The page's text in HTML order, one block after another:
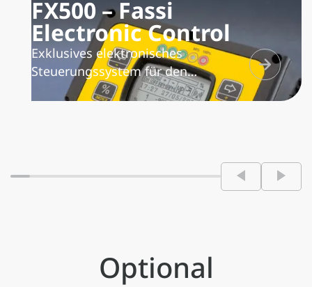
FX500 – Fassi
Electronic Control
Exklusives elektronisches
Steuerungssystem für den
Belastungszustand des Krans, der
Arbeitszonen je nach Standfestigkeit
Optional